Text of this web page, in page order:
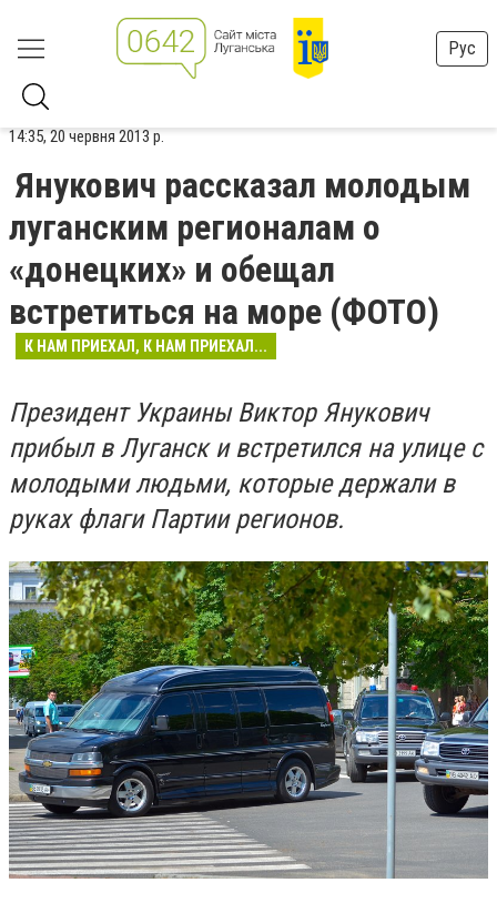
Рус
14:35, 20 червня 2013 р.
Янукович рассказал молодым
луганским регионалам о
«донецких» и обещал
встретиться на море (ФОТО)
К НАМ ПРИЕХАЛ, К НАМ ПРИЕХАЛ...
Президент Украины Виктор Янукович
прибыл в Луганск и встретился на улице с
молодыми людьми, которые держали в
руках флаги Партии регионов.